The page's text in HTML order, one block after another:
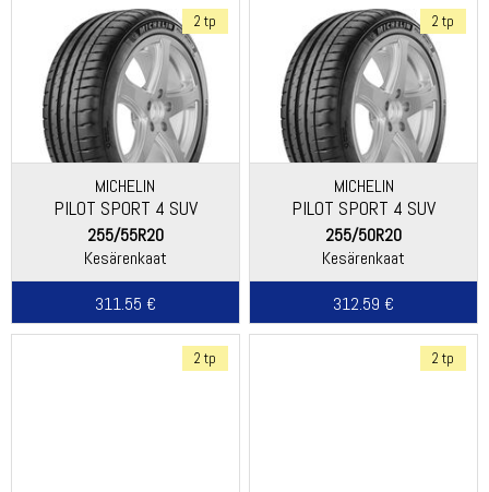
2 tp
MICHELIN
PILOT SPORT 4 SUV
255/55R20
Kesärenkaat
311.55 €
2 tp
MICHELIN
PILOT SPORT 4 SUV
255/50R20
Kesärenkaat
312.59 €
2 tp 2 tp